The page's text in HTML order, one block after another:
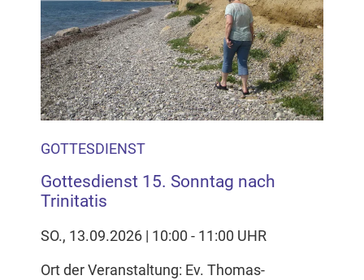
GOTTESDIENST
Gottesdienst 15. Sonntag nach
Trinitatis
SO., 13.09.2026 | 10:00 - 11:00 UHR
Ort der Veranstaltung: Ev. Thomas-